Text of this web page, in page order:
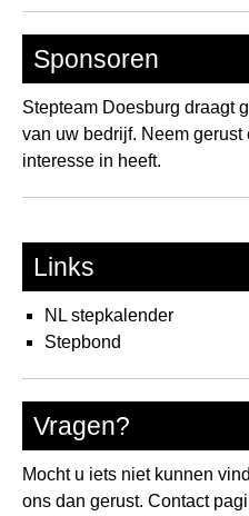
Sponsoren
Stepteam Doesburg draagt
van uw bedrijf. Neem gerust
interesse in heeft.
Links
NL stepkalender
Stepbond
Vragen?
Mocht u iets niet kunnen
ons dan gerust. Contact